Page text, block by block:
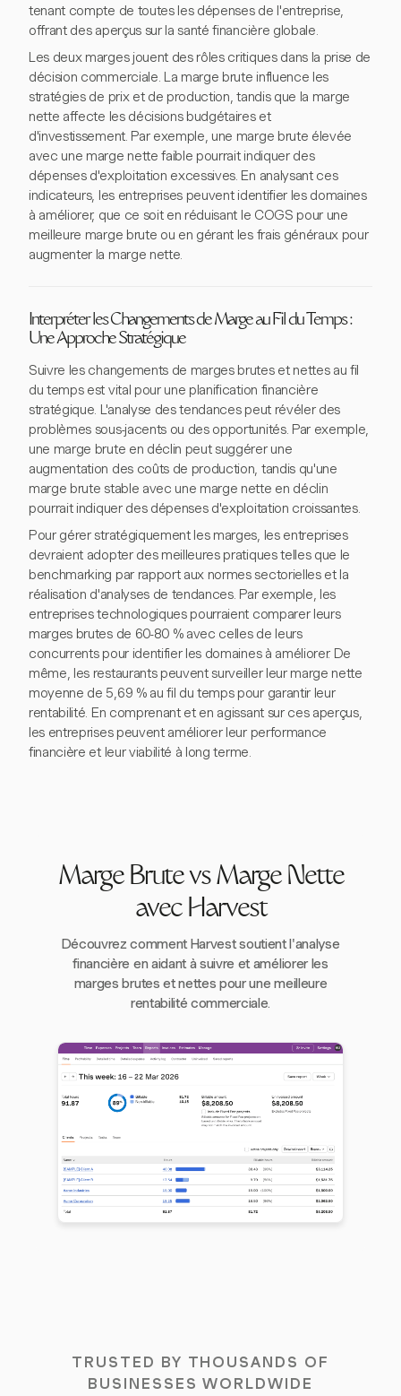
tenant compte de toutes les dépenses de l'entreprise,
offrant des aperçus sur la santé financière globale.
Les deux marges jouent des rôles critiques dans la prise de
décision commerciale. La marge brute influence les
stratégies de prix et de production, tandis que la marge
nette affecte les décisions budgétaires et
d'investissement. Par exemple, une marge brute élevée
avec une marge nette faible pourrait indiquer des
dépenses d'exploitation excessives. En analysant ces
indicateurs, les entreprises peuvent identifier les domaines
à améliorer, que ce soit en réduisant le COGS pour une
meilleure marge brute ou en gérant les frais généraux pour
augmenter la marge nette.
Interpréter les Changements de Marge au Fil du Temps :
Une Approche Stratégique
Suivre les changements de marges brutes et nettes au fil
du temps est vital pour une planification financière
stratégique. L'analyse des tendances peut révéler des
problèmes sous-jacents ou des opportunités. Par exemple,
une marge brute en déclin peut suggérer une
augmentation des coûts de production, tandis qu'une
marge brute stable avec une marge nette en déclin
pourrait indiquer des dépenses d'exploitation croissantes.
Pour gérer stratégiquement les marges, les entreprises
devraient adopter des meilleures pratiques telles que le
benchmarking par rapport aux normes sectorielles et la
réalisation d'analyses de tendances. Par exemple, les
entreprises technologiques pourraient comparer leurs
marges brutes de 60-80 % avec celles de leurs
concurrents pour identifier les domaines à améliorer. De
même, les restaurants peuvent surveiller leur marge nette
moyenne de 5,69 % au fil du temps pour garantir leur
rentabilité. En comprenant et en agissant sur ces aperçus,
les entreprises peuvent améliorer leur performance
financière et leur viabilité à long terme.
Marge Brute vs Marge Nette
avec Harvest
Découvrez comment Harvest soutient l'analyse
financière en aidant à suivre et améliorer les
marges brutes et nettes pour une meilleure
rentabilité commerciale.
TRUSTED BY THOUSANDS OF
BUSINESSES WORLDWIDE